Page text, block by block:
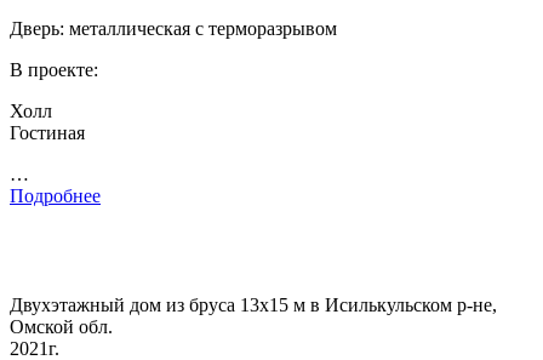
Дверь: металлическая с терморазрывом
В проекте:
Холл
Гостиная
…
Подробнее
Двухэтажный дом из бруса 13х15 м в Исилькульском р-не,
Омской обл.
2021г.